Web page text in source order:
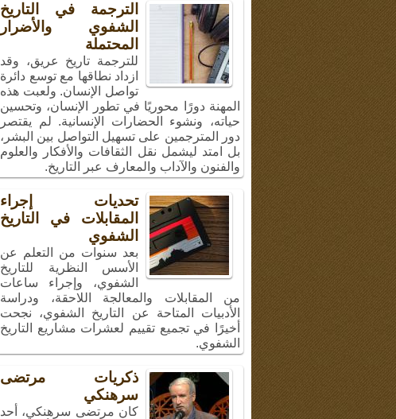
الترجمة في التاريخ
الشفوي والأضرار
المحتملة
للترجمة تاريخ عريق، وقد
ازداد نطاقها مع توسع دائرة
تواصل الإنسان. ولعبت هذه
المهنة دورًا محوريًا في تطور الإنسان، وتحسين
حياته، ونشوء الحضارات الإنسانية. لم يقتصر
دور المترجمين على تسهيل التواصل بين البشر،
بل امتد ليشمل نقل الثقافات والأفكار والعلوم
والفنون والآداب والمعارف عبر التاريخ.
تحديات إجراء
المقابلات في التاريخ
الشفوي
بعد سنوات من التعلم عن
الأسس النظرية للتاريخ
الشفوي، وإجراء ساعات
من المقابلات والمعالجة اللاحقة، ودراسة
الأدبيات المتاحة عن التاريخ الشفوي، نجحت
أخيرًا في تجميع تقييم لعشرات مشاريع التاريخ
الشفوي.
ذكريات مرتضى
سرهنكي
كان مرتضى سرهنكي، أحد